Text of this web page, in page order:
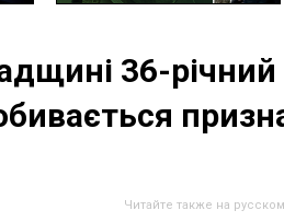
36-
Читайте также на